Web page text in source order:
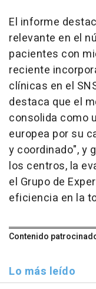
El informe
relevante en el
pacientes con
reciente
clínicas en el
destaca que el
consolida como
europea por su
y coordinado", y
los centros, la
el Grupo de
eficiencia en la
Contenido
Lo más leído